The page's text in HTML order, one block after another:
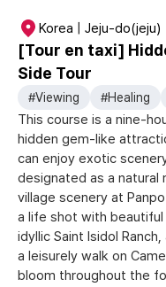
Korea | Jeju-do(jeju)
[Tour en taxi]
Side Tour
#Viewing #Healing
This course is a nine-
hidden gem-like
can enjoy exotic
designated as a natural
village scenery at
a life shot with
idyllic Saint Isidol
a leisurely walk on
bloom throughout the